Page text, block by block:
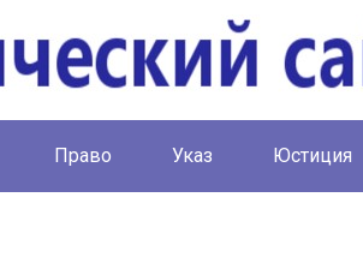
Право Указ Юстиция